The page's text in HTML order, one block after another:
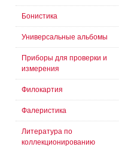
Бонистика
Универсальные альбомы
Приборы для проверки и
измерения
Филокартия
Фалеристика
Литература по
коллекционированию